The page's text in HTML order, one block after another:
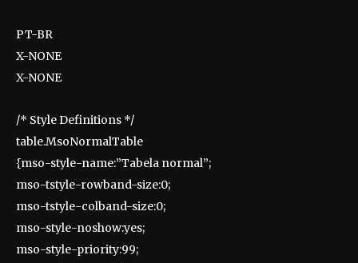
PT-BR
X-NONE
X-NONE
/* Style Definitions */
table.MsoNormalTable
{mso-style-name:”Tabela normal”;
mso-tstyle-rowband-size:0;
mso-tstyle-colband-size:0;
mso-style-noshow:yes;
mso-style-priority:99;